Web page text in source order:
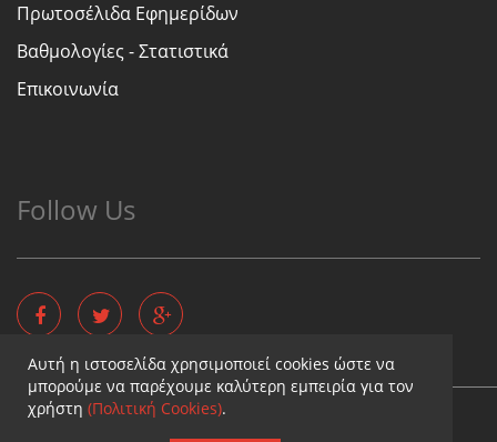
Πρωτοσέλιδα Εφημερίδων
Βαθμολογίες - Στατιστικά
Επικοινωνία
Follow Us
Copyright © - Diaititis.gr - All Rights Reserved.
Αυτή η ιστοσελίδα χρησιμοποιεί cookies ώστε να
μπορούμε να παρέχουμε καλύτερη εμπειρία για τον
χρήστη (Πολιτική Cookies).